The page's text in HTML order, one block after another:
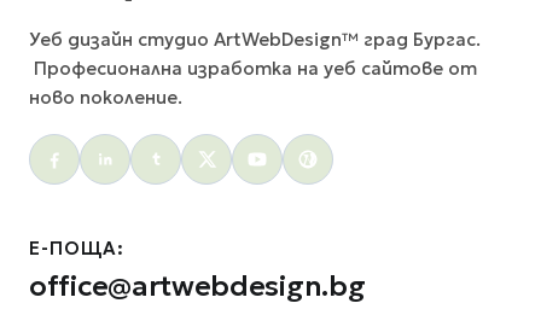
Уеб дизайн студио ArtWebDesign™ град Бургас.
Професионална изработка на уеб сайтове от
ново поколение.
Social menu
Е-ПОЩА:
office@artwebdesign.bg